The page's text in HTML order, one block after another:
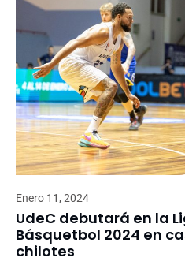
Enero 11, 2024
UdeC debutará en la
Básquetbol 2024 en
chilotes